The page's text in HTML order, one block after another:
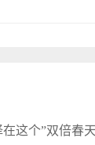
这个”双倍春